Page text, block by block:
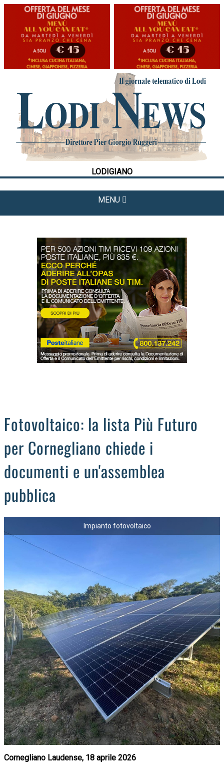
LODIGIANO
MENU
HOME
CRONACA
POLITICA
LA FOTO
METEO
CULTURA
DAL TERRITORIO
OROSCOPO
LA PIAZZA
ANIMALI
OCCHIO ALLA TRUFFA
NECROLOGI
Fotovoltaico: la lista Più Futuro
per Cornegliano chiede i
documenti e un'assemblea
pubblica
Impianto fotovoltaico
Cornegliano Laudense, 18 aprile 2026